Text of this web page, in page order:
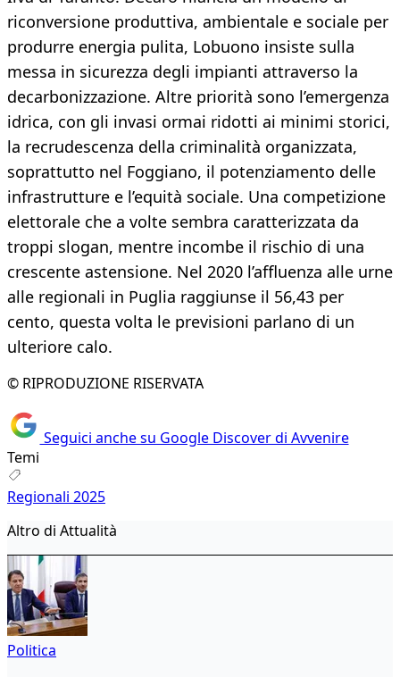
riconversione produttiva, ambientale e sociale per
produrre energia pulita, Lobuono insiste sulla
messa in sicurezza degli impianti attraverso la
decarbonizzazione. Altre priorità sono l’emergenza
idrica, con gli invasi ormai ridotti ai minimi storici,
la recrudescenza della criminalità organizzata,
soprattutto nel Foggiano, il potenziamento delle
infrastrutture e l’equità sociale. Una competizione
elettorale che a volte sembra caratterizzata da
troppi slogan, mentre incombe il rischio di una
crescente astensione. Nel 2020 l’affluenza alle urne
alle regionali in Puglia raggiunse il 56,43 per
cento, questa volta le previsioni parlano di un
ulteriore calo.
© RIPRODUZIONE RISERVATA
Seguici anche su Google Discover di Avvenire
Temi
Regionali 2025
Altro di Attualità
Politica